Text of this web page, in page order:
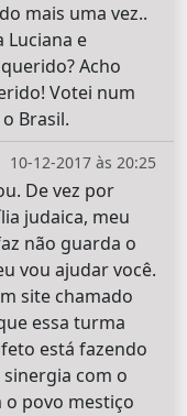
mais uma vez..
Luciana e
Acho
Votei num
Brasil.
10-12-2017 às 20:25
De vez por
judaica, meu
não guarda o
vou ajudar você.
site chamado
essa turma
está fazendo
com o
o povo mestiço